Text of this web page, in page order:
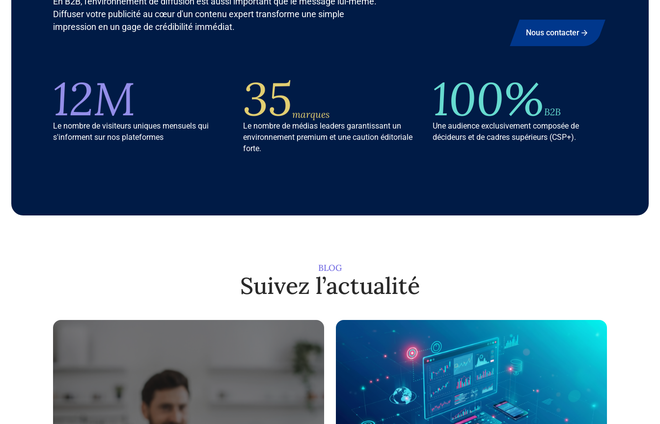
Diffuser votre publicité au cœur d'un contenu expert transforme une simple
impression en un gage de crédibilité immédiat.
Nous contacter
12M
Le nombre de visiteurs uniques mensuels qui
s'informent sur nos plateformes
35marques
Le nombre de médias leaders garantissant un
environnement premium et une caution éditoriale
forte.
100% B2B
Une audience exclusivement composée de
décideurs et de cadres supérieurs (CSP+).
BLOG
Suivez l’actualité